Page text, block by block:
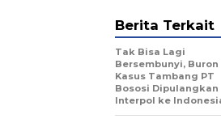
Berita Terkait
Tak Bisa Lagi
Bersembunyi, Buron
Kasus Tambang PT
Bososi Dipulangkan
Interpol ke